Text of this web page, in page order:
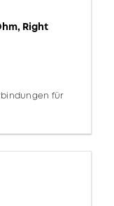
Right
für